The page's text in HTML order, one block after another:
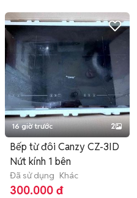
16 giờ trước 2
Bếp từ đôi Canzy CZ-3ID
Nứt kính 1 bên
Đã sử dụng Khác
300.000 đ